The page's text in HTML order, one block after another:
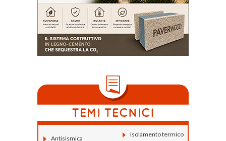
Antisismica
Isolamento termico